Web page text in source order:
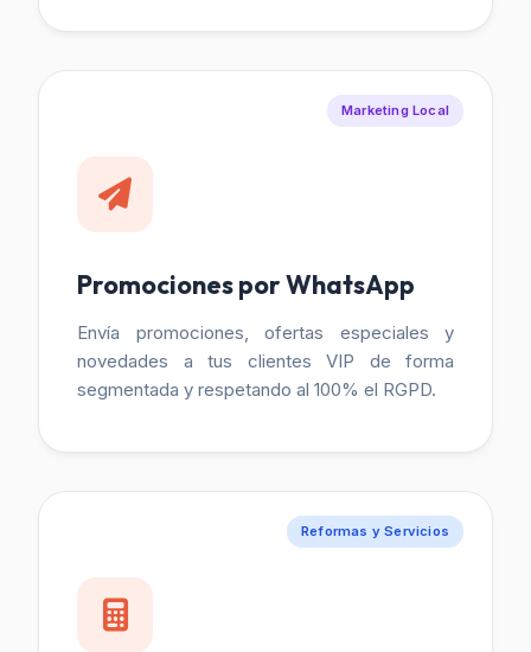
Marketing Local
Promociones por WhatsApp
Envía promociones, ofertas especiales y
novedades a tus clientes VIP de forma
segmentada y respetando al 100% el RGPD.
Reformas y Servicios